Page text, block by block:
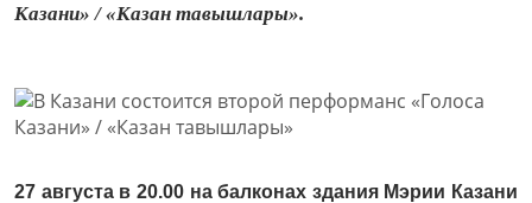
Казани» / «Казан тавышлары».
27 августа в 20.00 на балконах здания Мэрии Казани